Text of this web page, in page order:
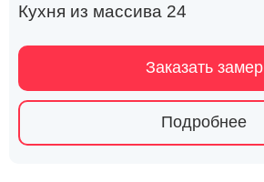
Кухня из массива 24
Заказать замер
Подробнее